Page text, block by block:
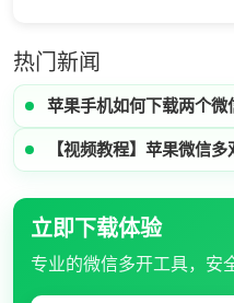
热门新闻
苹果手机如何下载两个微
【视频教程】苹果微信
立即下载体验
专业的微信多开工具，安